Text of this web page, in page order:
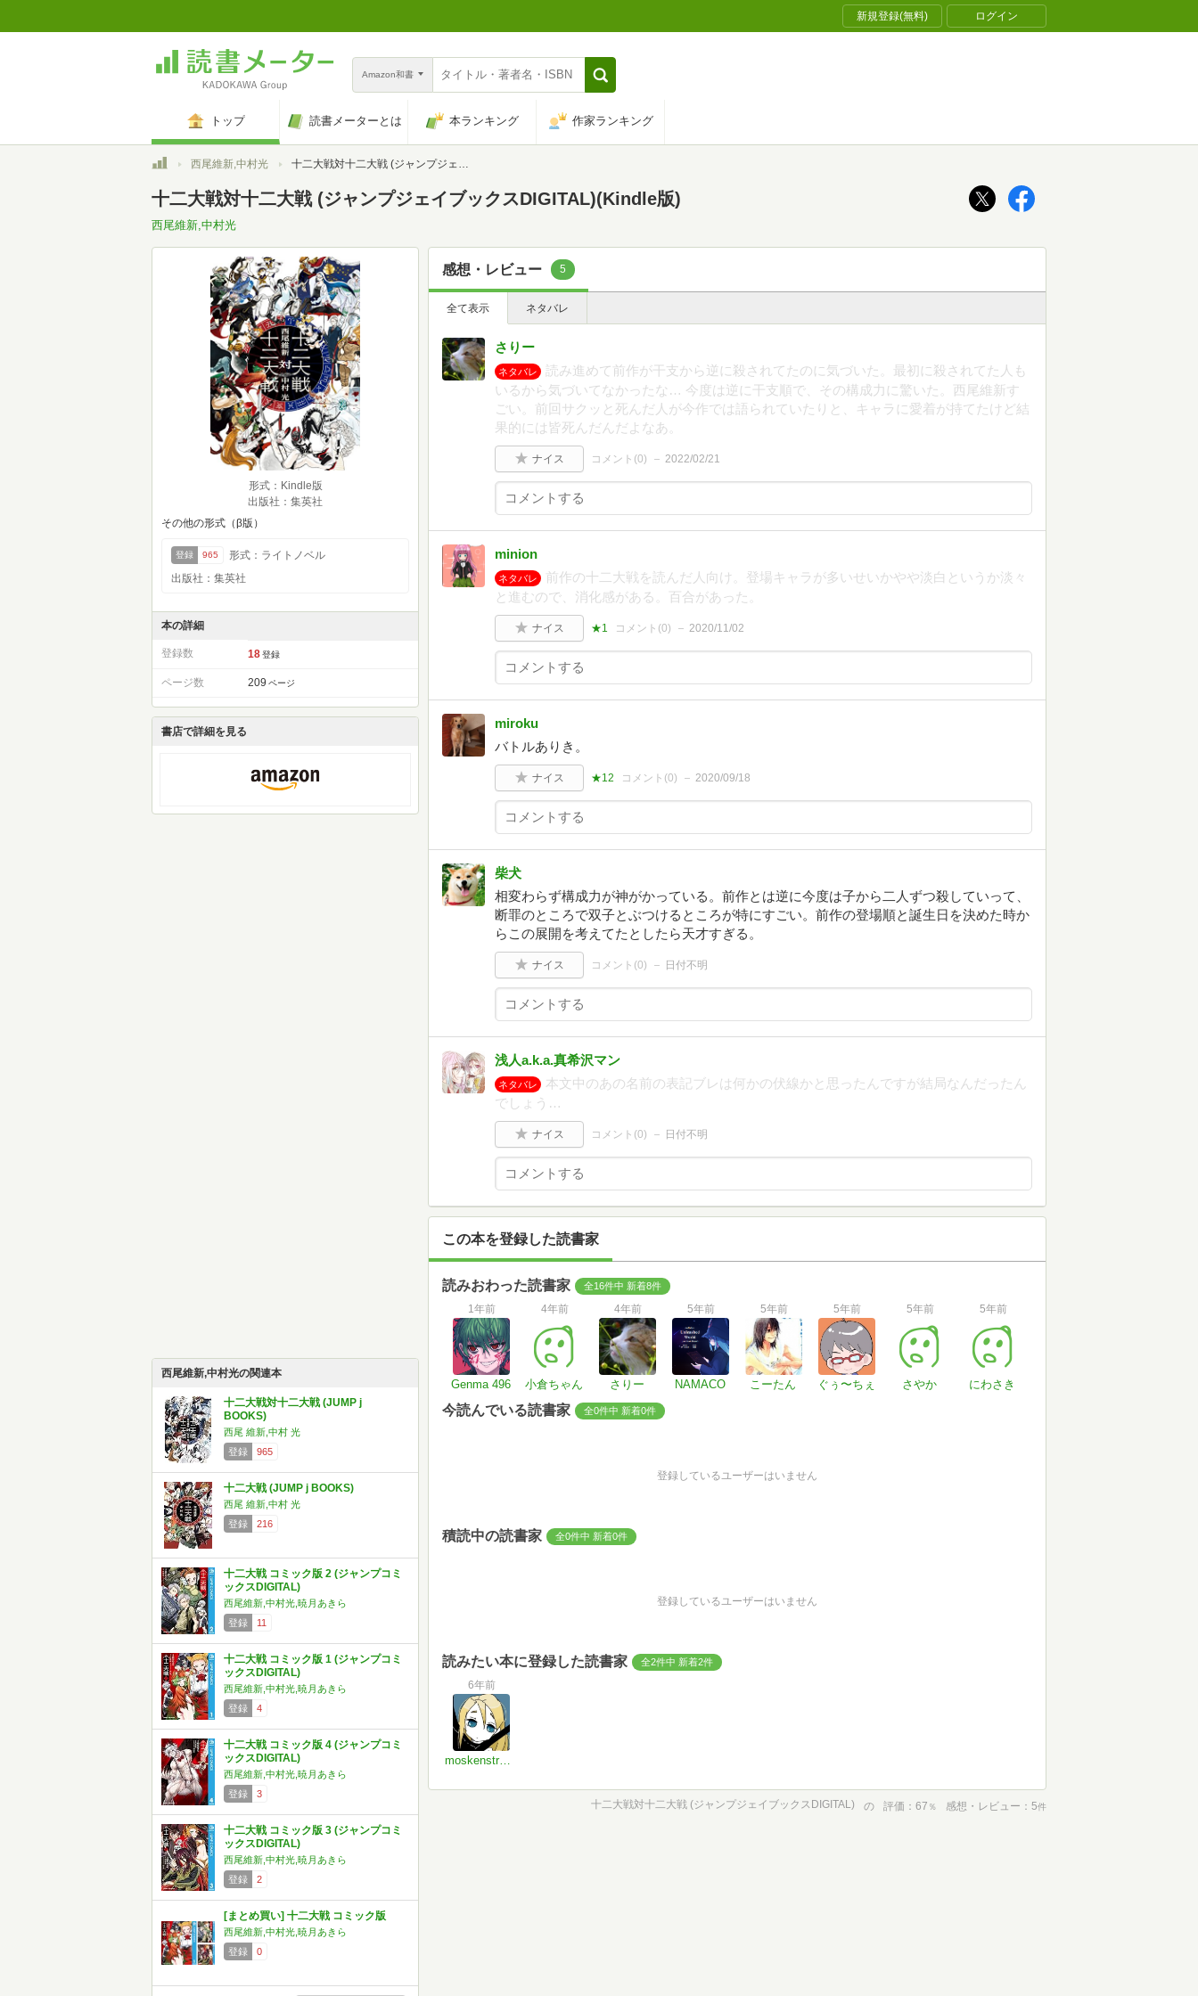
新規登録(無料) ログイン
Amazon和書
トップ 読書メーターとは 本ランキング 作家ランキング
トップ西尾維新,中村光 十二大戦対十二大戦 (ジャンプジェイブックスDIGITAL)
十二大戦対十二大戦 (ジャンプジェイブックスDIGITAL)(Kindle版)
西尾維新,中村光
形式：Kindle版
出版社：集英社
その他の形式（β版）
登録 965
形式：ライトノベル
出版社：集英社
本の詳細
登録数 18 登録
ページ数 209 ページ
書店で詳細を見る
西尾維新,中村光の関連本
十二大戦対十二大戦 (JUMP j
BOOKS)
西尾 維新,中村 光
登録
965
十二大戦 (JUMP j BOOKS)
西尾 維新,中村 光
登録
216
十二大戦 コミック版 2 (ジャンプコミ
ックスDIGITAL)
西尾維新,中村光,暁月あきら
登録
11
十二大戦 コミック版 1 (ジャンプコミ
ックスDIGITAL)
西尾維新,中村光,暁月あきら
登録
4
十二大戦 コミック版 4 (ジャンプコミ
ックスDIGITAL)
西尾維新,中村光,暁月あきら
登録
3
十二大戦 コミック版 3 (ジャンプコミ
ックスDIGITAL)
西尾維新,中村光,暁月あきら
登録
2
[まとめ買い] 十二大戦 コミック版
西尾維新,中村光,暁月あきら
登録
0
感想・レビュー 5
全て表示 ネタバレ
さりー
ネタバレ
読み進めて前作が干支から逆に殺されてたのに気づいた。最初に殺されてた人も
いるから気づいてなかったな… 今度は逆に干支順で、その構成力に驚いた。西尾維新す
ごい。前回サクッと死んだ人が今作では語られていたりと、キャラに愛着が持てたけど結
果的には皆死んだんだよなあ。
ナイス コメント(0) 2022/02/21
minion
ネタバレ
前作の十二大戦を読んだ人向け。登場キャラが多いせいかやや淡白というか淡々
と進むので、消化感がある。百合があった。
ナイス ★1 コメント(0) 2020/11/02
miroku
バトルありき。
ナイス ★12 コメント(0) 2020/09/18
柴犬
相変わらず構成力が神がかっている。前作とは逆に今度は子から二人ずつ殺していって、
断罪のところで双子とぶつけるところが特にすごい。前作の登場順と誕生日を決めた時か
らこの展開を考えてたとしたら天才すぎる。
ナイス コメント(0) 日付不明
浅人a.k.a.真希沢マン
ネタバレ
本文中のあの名前の表記ブレは何かの伏線かと思ったんですが結局なんだったん
でしょう…
ナイス コメント(0) 日付不明
この本を登録した読書家
読みおわった読書家 全16件中 新着8件
1年前
Genma 496
4年前
小倉ちゃん
4年前
さりー
5年前
NAMACO
5年前
こーたん
5年前
ぐぅ〜ちぇ
5年前
さやか
5年前
にわさき
今読んでいる読書家 全0件中 新着0件
登録しているユーザーはいません
積読中の読書家 全0件中 新着0件
登録しているユーザーはいません
読みたい本に登録した読書家 全2件中 新着2件
6年前
moskenstraumen
十二大戦対十二大戦 (ジャンプジェイブックスDIGITAL) の 評価 67 ％ 感想・レビュー 5件